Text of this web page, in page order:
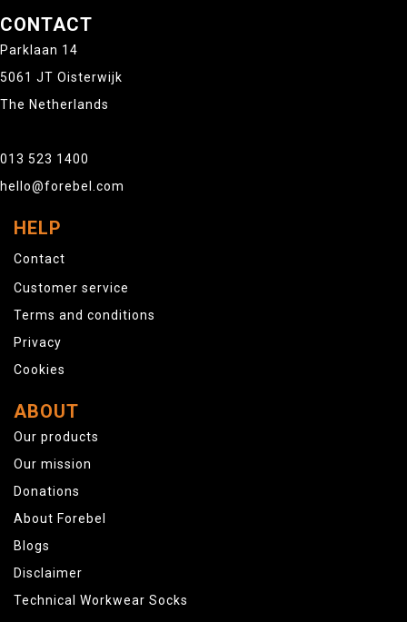
CONTACT
Parklaan 14
5061 JT Oisterwijk
The Netherlands
013 523 1400
hello@forebel.com
HELP
Contact
Customer service
Terms and conditions
Privacy
Cookies
ABOUT
Our products
Our mission
Donations
About Forebel
Blogs
Disclaimer
Technical Workwear Socks